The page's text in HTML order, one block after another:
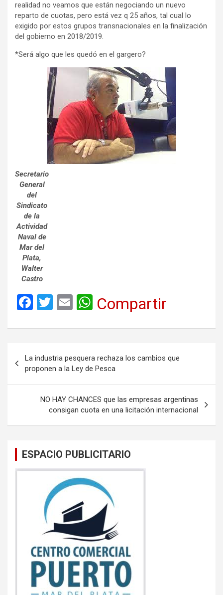
realidad no veamos que están negociando un nuevo
reparto de cuotas, pero está vez q 25 años, tal cual lo
exigido por estos grupos transnacionales en la finalización
del gobierno en 2018/2019.
*Será algo que les quedó en el gargero?
Secretario
General
del
Sindicato
de la
Actividad
Naval de
Mar del
Plata,
Walter
Castro
F
ce
b
o
o
k
T
tt
er
E
ail
W
at
A
p
p
Compartir
de
entradas
La industria pesquera rechaza los cambios que
proponen a la Ley de Pesca
NO HAY CHANCES que las empresas argentinas
consigan cuota en una licitación internacional
ESPACIO PUBLICITARIO